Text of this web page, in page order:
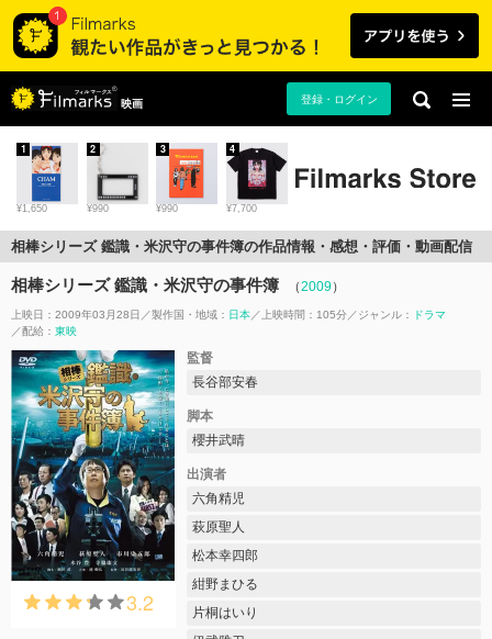
映画 登録・ログイン
¥1,650
1
¥990
2
¥990
3
¥7,700
4
相棒シリーズ 鑑識・米沢守の事件簿の作品情報・感想・評価・動画配信
相棒シリーズ 鑑識・米沢守の事件簿 （2009）
上映日：2009年03月28日 製作国・地域： 日本 上映時間：105分 ジャンル：
ドラマ
配給： 東映
3.2
監督
長谷部安春
脚本
櫻井武晴
出演者
六角精児
萩原聖人
松本幸四郎
紺野まひる
片桐はいり